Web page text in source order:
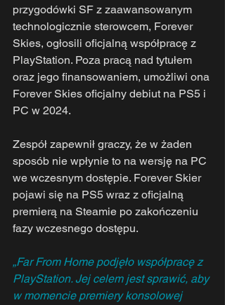
przygodówki SF z zaawansowanym
technologicznie sterowcem, Forever
Skies, ogłosili oficjalną współpracę z
PlayStation. Poza pracą nad tytułem
oraz jego finansowaniem, umożliwi ona
Forever Skies oficjalny debiut na PS5 i
PC w 2024.
Zespół zapewnił graczy, że w żaden
sposób nie wpłynie to na wersję na PC
we wczesnym dostępie. Forever Skier
pojawi się na PS5 wraz z oficjalną
premierą na Steamie po zakończeniu
fazy wczesnego dostępu.
„Far From Home podjęło współpracę z
PlayStation. Jej celem jest sprawić, aby
w momencie premiery konsolowej